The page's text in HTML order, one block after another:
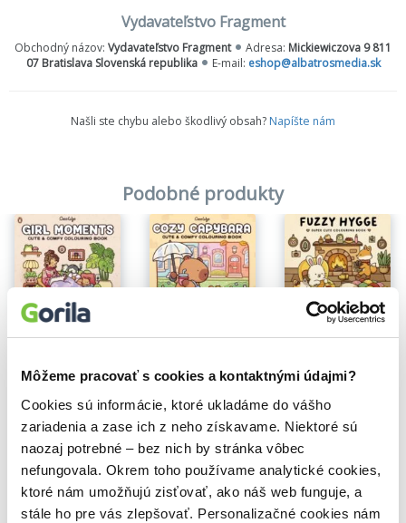
Môžeme pracovať s cookies a kontaktnými údajmi?
Cookies sú informácie, ktoré ukladáme do vášho
zariadenia a zase ich z neho získavame. Niektoré sú
naozaj potrebné – bez nich by stránka vôbec
nefungovala. Okrem toho používame analytické cookies,
ktoré nám umožňujú zisťovať, ako náš web funguje, a
stále ho pre vás zlepšovať. Personalizačné cookies nám
Vydavateľstvo Fragment
Obchodný názov: Vydavateľstvo Fragment Adresa: Mickiewiczova 9 811
07 Bratislava Slovenská republika
E-mail: eshop@albatrosmedia.sk
Našli ste chybu alebo škodlivý obsah? Napíšte nám
Podobné produkty
Na sklade
Coco Wyo: Girl Moments
9,00€
Cozy Capybara
7,60€
Fuzzy Hygge
7,80€